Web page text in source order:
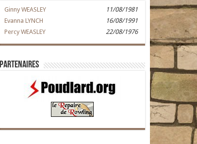
Ginny WEASLEY
11/08/1981
Evanna LYNCH
16/08/1991
Percy WEASLEY
22/08/1976
Partenaires